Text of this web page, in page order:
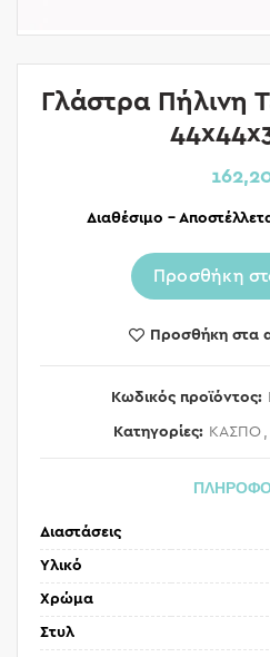
Γλάστρα Πήλινη
Διαθέσιμο –
Προσθήκη
Προσθήκη στα
Κωδικός προϊόντος:
Κατηγορίες: ΚΑΣΠΟ ,
Διαστάσεις
Υλικό
Χρώμα
Στυλ